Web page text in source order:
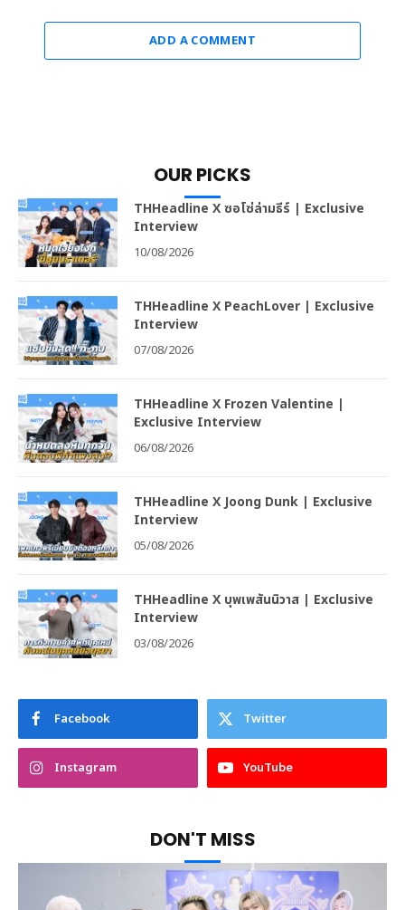
ADD A COMMENT
OUR PICKS
THHeadline X ซอโซ่ล่ามธีร์ | Exclusive
Interview
10/08/2026
THHeadline X PeachLover | Exclusive
Interview
07/08/2026
THHeadline X Frozen Valentine |
Exclusive Interview
06/08/2026
THHeadline X Joong Dunk | Exclusive
Interview
05/08/2026
THHeadline X บุพเพสันนิวาส | Exclusive
Interview
03/08/2026
Facebook Twitter
Instagram YouTube
DON'T MISS